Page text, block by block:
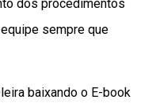
dos procedimentos
sempre que
baixando o E-book